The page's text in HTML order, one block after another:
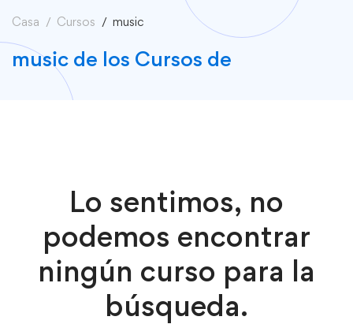
Casa Cursos music
music de los Cursos de
Lo sentimos, no
podemos encontrar
ningún curso para la
búsqueda.